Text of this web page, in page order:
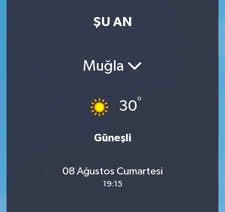
ŞU AN
Muğla
30°
Güneşli
08 Ağustos Cumartesi
19:15